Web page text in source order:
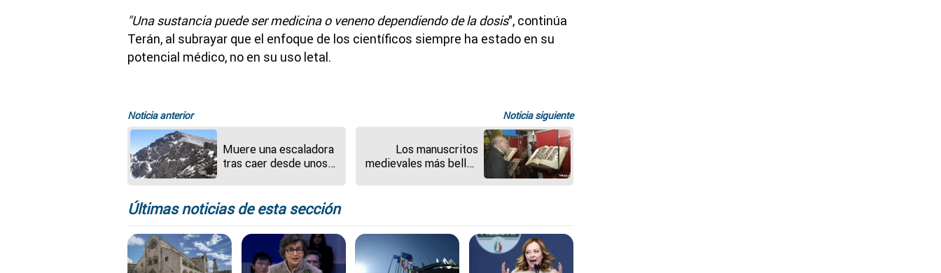
"Una sustancia puede ser medicina o veneno dependiendo de la dosis", continúa
Terán, al subrayar que el enfoque de los científicos siempre ha estado en su
potencial médico, no en su uso letal.
Noticia anterior
Muere una escaladora
tras caer desde unos
Noticia siguiente
Los manuscritos
medievales más bellos
Últimas noticias de esta sección